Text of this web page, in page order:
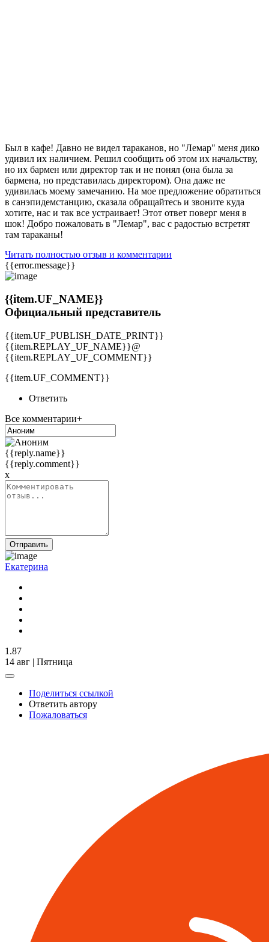
Был в кафе! Давно не видел тараканов, но "Лемар" меня дико
удивил их наличием. Решил сообщить об этом их начальству,
но их бармен или директор так и не понял (она была за
бармена, но представилась директором). Она даже не
удивилась моему замечанию. На мое предложение обратиться
в санэпидемстанцию, сказала обращайтесь и звоните куда
хотите, нас и так все устраивает! Этот ответ поверг меня в
шок! Добро пожаловать в "Лемар", вас с радостью встретят
там тараканы!
Читать полностью отзыв и комментарии
{{error.message}}
{{item.UF_NAME}}
Официальный представитель
{{item.UF_PUBLISH_DATE_PRINT}}
{{item.REPLAY_UF_NAME}}@
{{item.REPLAY_UF_COMMENT}}
{{item.UF_COMMENT}}
Ответить
Все комментарии+
{{reply.name}}
{{reply.comment}}
x
Отправить
Екатерина
1.87
14 авг | Пятница
Поделиться ссылкой
Ответить автору
Пожаловаться